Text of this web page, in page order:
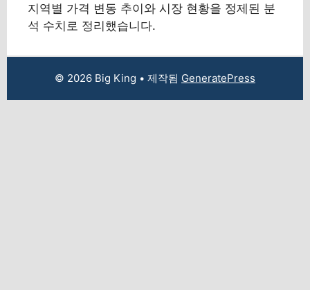
지역별 가격 변동 추이와 시장 현황을 정제된 분
석 수치로 정리했습니다.
© 2026 Big King • 제작됨 GeneratePress